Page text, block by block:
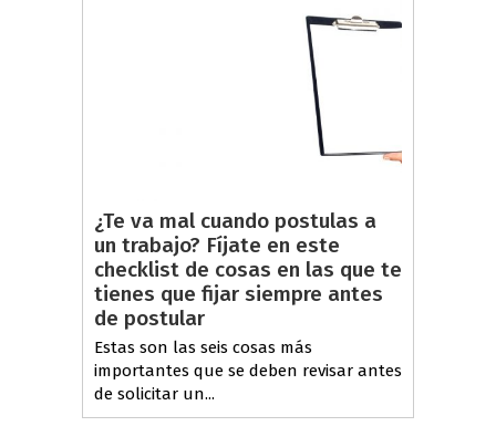
¿Te va mal cuando postulas a
un trabajo? Fíjate en este
checklist de cosas en las que te
tienes que fijar siempre antes
de postular
Estas son las seis cosas más
importantes que se deben revisar antes
de solicitar un...